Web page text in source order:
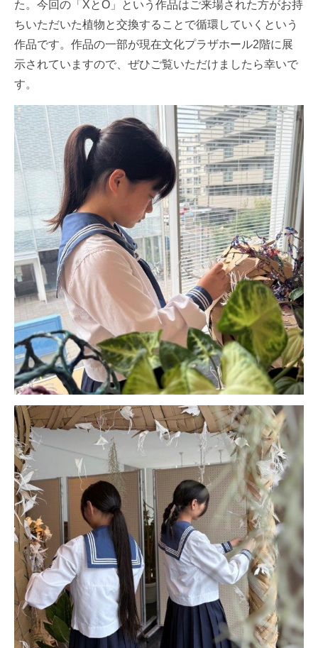
た。今回の「XとO」という作品はご来場された方がお持
ちいただいた植物と交換することで循環していくという
作品です。作品の一部が現在文化プラザホール2階に展
示されていますので、ぜひご覧いただけましたら幸いで
す。